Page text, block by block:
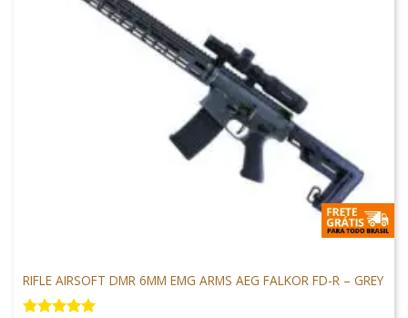
RIFLE AIRSOFT DMR 6MM EMG ARMS AEG FALKOR FD-R – GREY